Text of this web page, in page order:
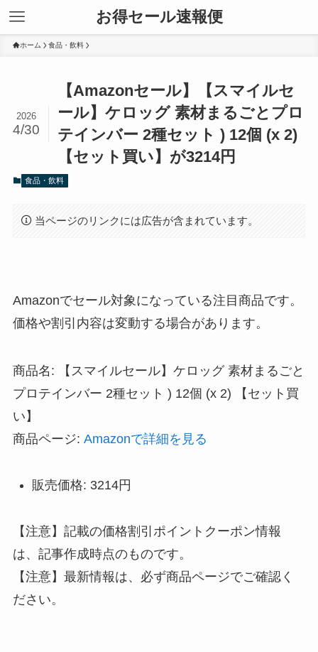
お得セール速報便
ホーム 食品・飲料
【Amazonセール】【スマイルセ
ール】ケロッグ 素材まるごとプロ
テインバー 2種セット ) 12個 (x 2)
【セット買い】が3214円
2026
4/30
食品・飲料
当ページのリンクには広告が含まれています。
Amazonでセール対象になっている注目商品です。
価格や割引内容は変動する場合があります。
商品名: 【スマイルセール】ケロッグ 素材まるごと
プロテインバー 2種セット ) 12個 (x 2) 【セット買
い】
商品ページ: Amazonで詳細を見る
販売価格: 3214円
【注意】記載の価格割引ポイントクーポン情報
は、記事作成時点のものです。
【注意】最新情報は、必ず商品ページでご確認く
ださい。